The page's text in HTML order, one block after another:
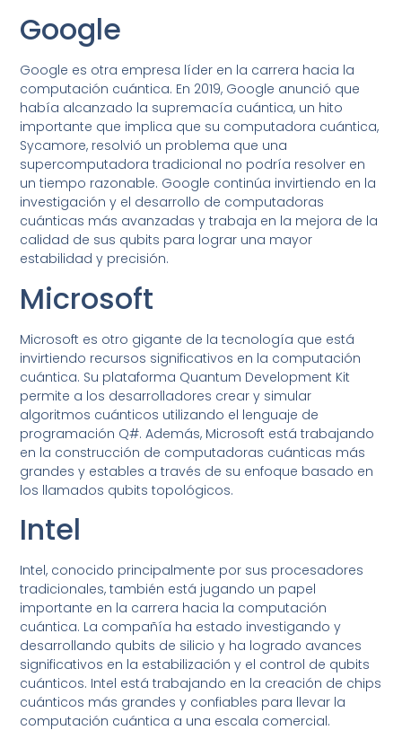
Google
Google es otra empresa líder en la carrera hacia la
computación cuántica. En 2019, Google anunció que
había alcanzado la supremacía cuántica, un hito
importante que implica que su computadora cuántica,
Sycamore, resolvió un problema que una
supercomputadora tradicional no podría resolver en
un tiempo razonable. Google continúa invirtiendo en la
investigación y el desarrollo de computadoras
cuánticas más avanzadas y trabaja en la mejora de la
calidad de sus qubits para lograr una mayor
estabilidad y precisión.
Microsoft
Microsoft es otro gigante de la tecnología que está
invirtiendo recursos significativos en la computación
cuántica. Su plataforma Quantum Development Kit
permite a los desarrolladores crear y simular
algoritmos cuánticos utilizando el lenguaje de
programación Q#. Además, Microsoft está trabajando
en la construcción de computadoras cuánticas más
grandes y estables a través de su enfoque basado en
los llamados qubits topológicos.
Intel
Intel, conocido principalmente por sus procesadores
tradicionales, también está jugando un papel
importante en la carrera hacia la computación
cuántica. La compañía ha estado investigando y
desarrollando qubits de silicio y ha logrado avances
significativos en la estabilización y el control de qubits
cuánticos. Intel está trabajando en la creación de chips
cuánticos más grandes y confiables para llevar la
computación cuántica a una escala comercial.